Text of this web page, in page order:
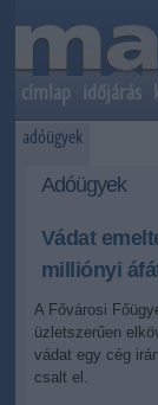
címlap időjárás
adóügyek
Adóügyek
Vádat
milliónyi
A Fővárosi
üzletszerűen
vádat egy cég
csalt el.